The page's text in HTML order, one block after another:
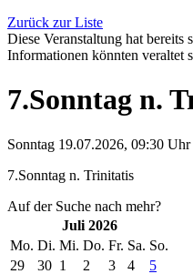
Zurück zur Liste
Diese Veranstaltung hat bereits
Informationen könnten veraltet
7.Sonntag n.
Sonntag 19.07.2026, 09:30 Uhr
7.Sonntag n. Trinitatis
Auf der Suche nach mehr?
Juli 2026
Mo. Di. Mi. Do. Fr. Sa. So.
29
30 1 2 3 4
5